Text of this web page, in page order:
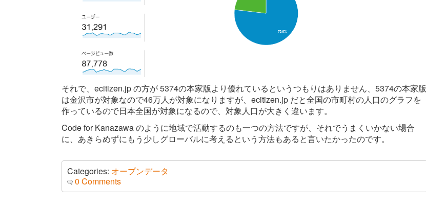
それで、ecitizen.jp の方が 5374の本家版より優れているというつもりはありません、5374の本家版
は金沢市が対象なので46万人が対象になりますが、ecitizen.jp だと全国の市町村の人口のグラフを
作っているので日本全国が対象になるので、対象人口が大きく違います。
Code for Kanazawa のように地域で活動するのも一つの方法ですが、それでうまくいかない場合
に、あきらめずにもう少しグローバルに考えるという方法もあると言いたかったのです。
Categories: オープンデータ
0 Comments